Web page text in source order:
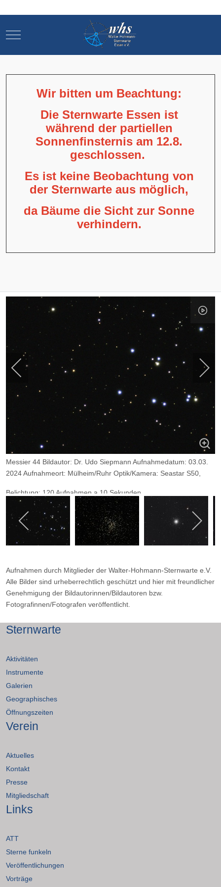
Mobile Menu Toggle
Wir bitten um Beachtung:
Die Sternwarte Essen ist
während der partiellen
Sonnenfinsternis am 12.8.
geschlossen.
Es ist keine Beobachtung von
der Sternwarte aus möglich,
da Bäume die Sicht zur Sonne
verhindern.
Messier 44 Bildautor: Dr. Udo Siepmann Aufnahmedatum: 03.03.
2024 Aufnahmeort: Mülheim/Ruhr Optik/Kamera: Seastar S50,
Belichtung: 120 Aufnahmen a 10 Sekunden.
Aufnahmen durch Mitglieder der Walter-Hohmann-Sternwarte e.V.
Alle Bilder sind urheberrechtlich geschützt und hier mit freundlicher
Genehmigung der Bildautorinnen/Bildautoren bzw.
Fotografinnen/Fotografen veröffentlicht.
Sternwarte
Aktivitäten
Instrumente
Galerien
Geographisches
Öffnungszeiten
Verein
Aktuelles
Kontakt
Presse
Mitgliedschaft
Links
ATT
Sterne funkeln
Veröffentlichungen
Vorträge